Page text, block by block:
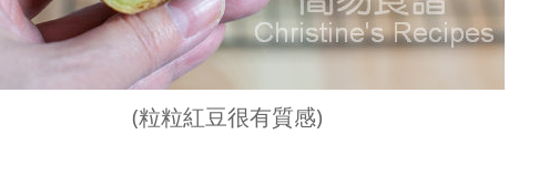
(粒粒紅豆很有質感)